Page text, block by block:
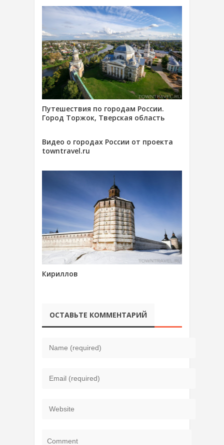
Путешествия по городам России.
Город Торжок, Тверская область
Видео о городах России от проекта
towntravel.ru
Кириллов
ОСТАВЬТЕ КОММЕНТАРИЙ